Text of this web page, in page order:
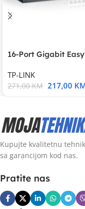
16-Port Gigabit Easy
TP-LINK
271,00KM 217,00
Kupujte kvalitetnu
sa garancijom kod nas.
Pratite nas